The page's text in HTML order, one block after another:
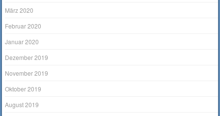
März 2020
Februar 2020
Januar 2020
Dezember 2019
November 2019
Oktober 2019
August 2019